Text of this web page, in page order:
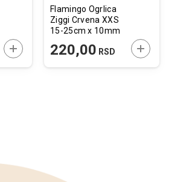
DODAJTE U KORPU
Flamingo Ogrlica
Ziggi Crvena XXS
15-25cm x 10mm
220,00 RSD DODAJTE U